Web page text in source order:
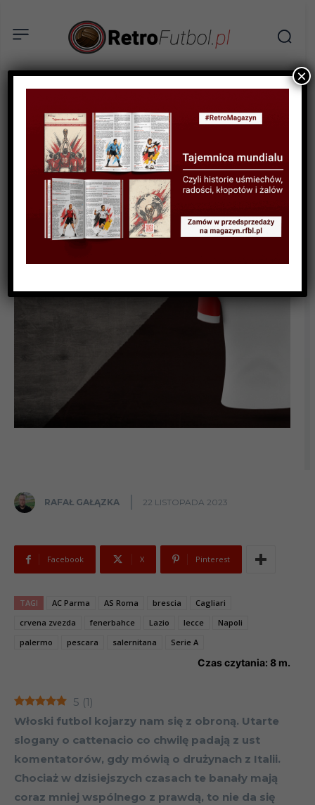
BIOGRAFIE PIŁKARZY
Zdenek Zeman – geniusz
bez trofeów
RAFAŁ GAŁĄZKA 22 LISTOPADA 2023
Facebook X Pinterest
TAGI AC Parma AS Roma brescia
Cagliari
crvena zvezda
fenerbahce Lazio lecce
Napoli
palermo
pescara salernitana Serie A
Czas czytania: 8 m.
5 (1)
Włoski futbol kojarzy nam się z obroną. Utarte
slogany o cattenacio co chwilę padają z ust
komentatorów, gdy mówią o drużynach z Italii.
Chociaż w dzisiejszych czasach te banały mają
coraz mniej wspólnego z prawdą, to nie da się
×